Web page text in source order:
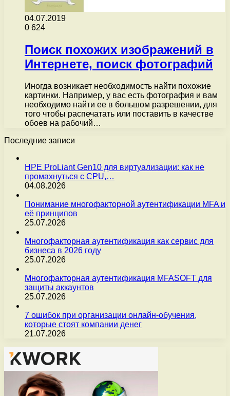
04.07.2019
0 624
Поиск похожих изображений в
Интернете, поиск фотографий
Иногда возникает необходимость найти похожие
картинки. Например, у вас есть фотография и вам
необходимо найти ее в большом разрешении, для
того чтобы распечатать или поставить в качестве
обоев на рабочий…
Последние записи
HPE ProLiant Gen10 для виртуализации: как не
промахнуться с CPU,…
04.08.2026
Понимание многофакторной аутентификации MFA и
её принципов
25.07.2026
Многофакторная аутентификация как сервис для
бизнеса в 2026 году
25.07.2026
Многофакторная аутентификация MFASOFT для
защиты аккаунтов
25.07.2026
7 ошибок при организации онлайн-обучения,
которые стоят компании денег
21.07.2026